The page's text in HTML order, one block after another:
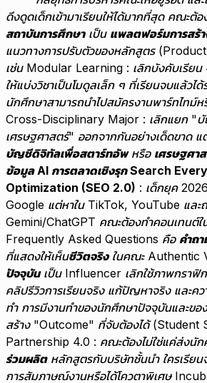
ดึงดูดเด็กเข้ามาเรียนให้ได้มากที่สุด คณะต้
สถาบันการศึกษาเป็น แพลตฟอร์มการสร้
แนวทางการปรับตัวของหลักสูตร (
เช่น Modular Learning : เลิกบังคับเรียน
ให้แบ่งวิชาเป็นโมดูลเล็ก ๆ ที่เรียนจบแล้วไ
นักศึกษาสามารถนำไปสมัครงานพาร์ทไทม์ห
Cross-Disciplinary Major : เลิกแยก "
เศรษฐศาสตร์" ออกจากกันอย่างเด็ดขาด แ
บัญชีดิจิทัลเพื่อสตาร์ทอัพหรือ เศรษฐศา
ข้อมูล AI การตลาดเชิงรุก Search
Optimization (SEO 2.0) : เด็กยุค
Google แต่หาใน TikTok, YouTube และ
Gemini/ChatGPT คณะต้องทำคอนเทนต์
Frequently Asked Questions คือ คำถ
ที่แสดงให้เห็นชีวิตจริงในคณะ Authentic
ปัจจุบันเป็น Influencer เลิกใช้ภาพกราฟิ
คลิปรีวิวการเรียนจริง แก้ปัญหาจริง และคว
ทำ การมีงานทำของนักศึกษาปัจจุบันและข
สร้าง "Outcome" ที่จับต้องได้ (Student
Partnership 4.0 : คณะต้องไม่ใช่แค่ส่งนัก
ร่วมผลิตหลักสูตรกับบริษัทชั้นนำ ใครเรีย
การสัมภาษณ์งานหรือได้โควตาพิเศษ